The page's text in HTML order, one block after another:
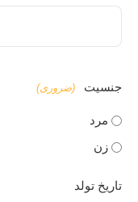
جنسیت (ضروری)
مرد
زن
تاریخ تولد